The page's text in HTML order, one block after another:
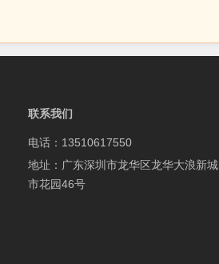
联系我们
电话：13510617550
地址：广东深圳市龙华区龙华大浪新城
市花园46号